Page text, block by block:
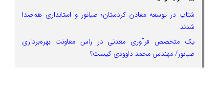
شتاب در توسعه معادن کردستان؛ صبانور و استانداری هم‌صدا
شدند
یک متخصص فرآوری معدنی در راس معاونت بهره‌برداری
صبانور/ مهندس محمد داوودی کیست؟